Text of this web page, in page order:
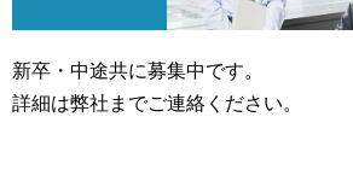
新卒・中途共に募集中です。
詳細は弊社までご連絡ください。